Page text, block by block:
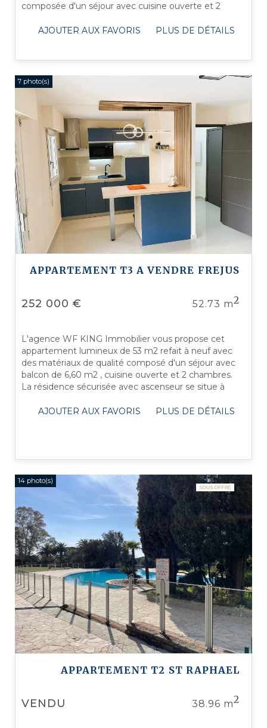
composée d'un séjour avec cuisine ouverte et 2
calme et ...
AJOUTER AUX FAVORIS PLUS DE DÉTAILS
7 photo(s)
APPARTEMENT T3 A VENDRE FREJUS
52.73 m2
252 000 €
L'agence WF KING Immobilier vous propose cet
appartement lumineux de 53 m2 refait à neuf avec
des matériaux de qualité composé d'un séjour avec
balcon de 6,60 m2 , cuisine ouverte et 2 chambres.
La résidence sécurisée avec ascenseur se situe à
AJOUTER AUX FAVORIS
PLUS DE DÉTAILS
14 photo(s)
APPARTEMENT T2 ST RAPHAEL
38.96 m2
VENDU